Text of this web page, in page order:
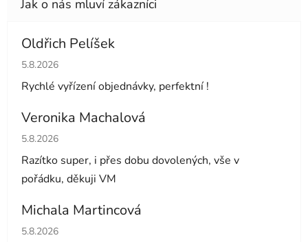
Oldřich Pelíšek
Hodnocení obchodu je 5 z 5 hvězdiček.
5.8.2026
Rychlé vyřízení objednávky, perfektní !
Veronika Machalová
Hodnocení obchodu je 5 z 5 hvězdiček.
5.8.2026
Razítko super, i přes dobu dovolených, vše v
pořádku, děkuji VM
Michala Martincová
Hodnocení obchodu je 1 z 5 hvězdiček.
5.8.2026